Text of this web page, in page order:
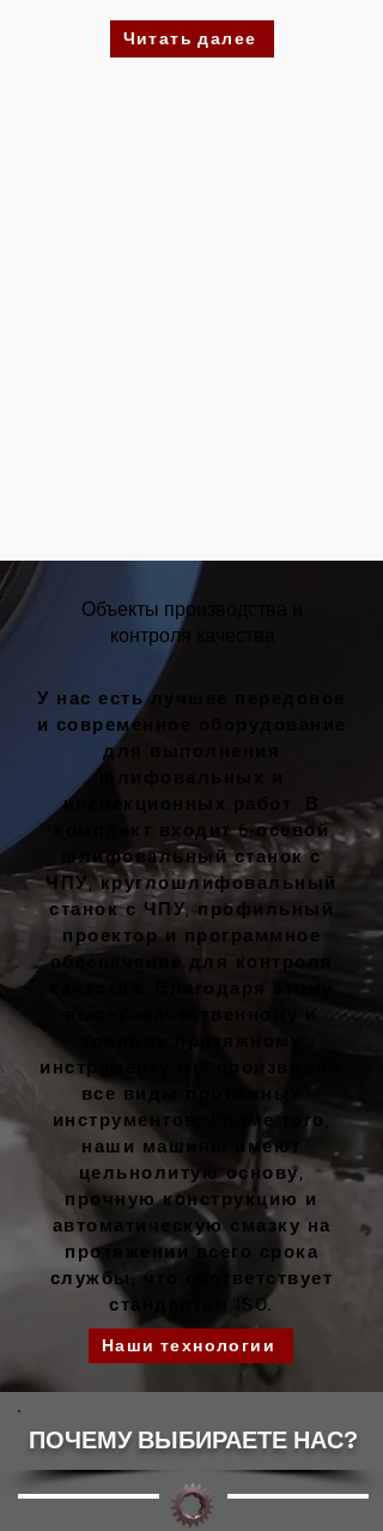
Читать далее
Объекты производства и
контроля качества
У нас есть лучшее передовое
и современное оборудование
для выполнения
инспекционных работ. В
комплект входит 6-осевой
шлифовальный станок с
ЧПУ, круглошлифовальный
станок с ЧПУ, профильный
проектор и программное
обеспечение для контроля
качества. Благодаря этому
высококачественному и
инструменту мы производим
все виды протяжных
инструментов. Кроме того,
наши машины имеют
цельнолитую основу,
прочную конструкцию и
автоматическую смазку на
протяжении всего срока
службы, что соответствует
стандартам ISO.
Наши технологии
ПОЧЕМУ ВЫБИРАЕТЕ НАС?